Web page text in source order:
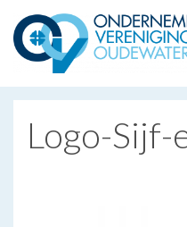
Logo-Sijf-